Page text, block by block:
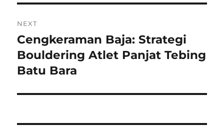
NEXT
Next
post:
Cengkeraman Baja: Strategi
Bouldering Atlet Panjat Tebing
Batu Bara